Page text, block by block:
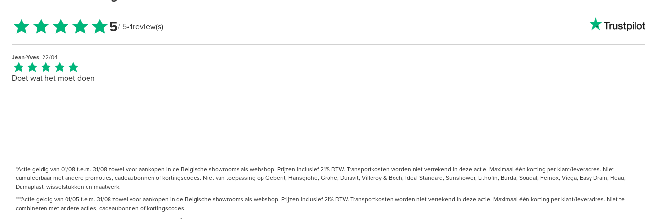
5/ 5•1review(s)
Jean-Yves, 22/04
Doet wat het moet doen
*Actie geldig van 01/08 t.e.m. 31/08 zowel voor aankopen in de Belgische showrooms als webshop. Prijzen inclusief 21% BTW. Transportkosten worden niet verrekend in deze actie. Maximaal één korting per klant/leveradres. Niet
cumuleerbaar met andere promoties, cadeaubonnen of kortingscodes. Niet van toepassing op Geberit, Hansgrohe, Grohe, Duravit, Villeroy & Boch, Ideal Standard, Sunshower, Lithofin, Burda, Soudal, Fernox, Viega, Easy Drain, Heau,
Dumaplast, wisselstukken en maatwerk.
***Actie geldig van 01/05 t.e.m. 31/08 zowel voor aankopen in de Belgische showrooms als webshop. Prijzen inclusief 21% BTW. Transportkosten worden niet verrekend in deze actie. Maximaal één korting per klant/leveradres. Niet te
combineren met andere acties, cadeaubonnen of kortingscodes.